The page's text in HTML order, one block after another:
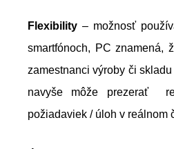
Flexibility – možnosť
smartfónoch, PC znamená,
zamestnanci výroby či
navyše môže prezerať
požiadaviek / úloh v reálnom